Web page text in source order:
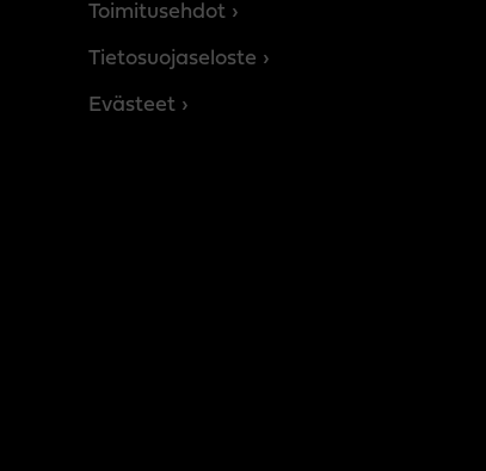
Toimitusehdot
Tietosuojaseloste
Evästeet